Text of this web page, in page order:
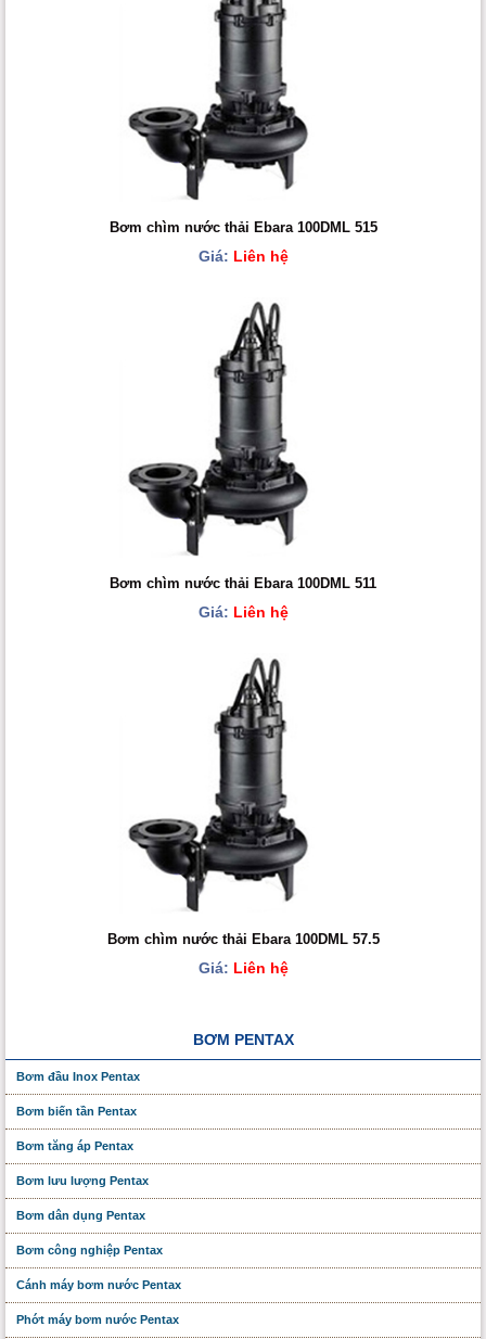
Bơm chìm nước thải Ebara 100DML 515
Giá: Liên hệ
Bơm chìm nước thải Ebara 100DML 511
Giá: Liên hệ
Bơm chìm nước thải Ebara 100DML 57.5
Giá: Liên hệ
BƠM PENTAX
Bơm đầu Inox Pentax
Bơm biến tần Pentax
Bơm tăng áp Pentax
Bơm lưu lượng Pentax
Bơm dân dụng Pentax
Bơm công nghiệp Pentax
Cánh máy bơm nước Pentax
Phớt máy bơm nước Pentax